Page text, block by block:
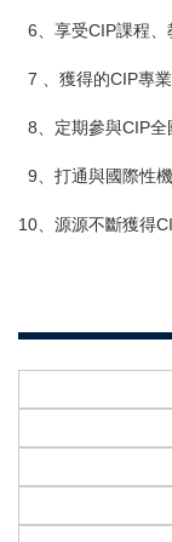
6、享受CIP課程
7 、獲得的CIP專
8、定期參與CIP
9、打通與國際性
10、源源不斷獲得